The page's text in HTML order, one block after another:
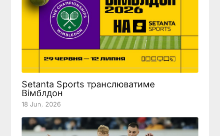
Setanta Sports транслюватиме
Вімблдон
18 Jun, 2026